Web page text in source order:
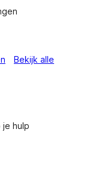
Bekijk alle
je hulp